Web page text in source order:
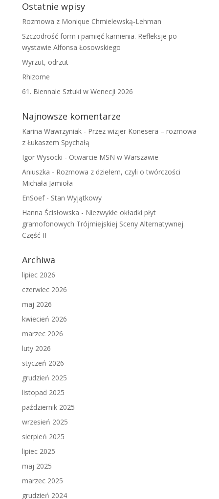
Ostatnie wpisy
Rozmowa z Monique Chmielewską-Lehman
Szczodrość form i pamięć kamienia. Refleksje po
wystawie Alfonsa Łosowskiego
Wyrzut, odrzut
Rhizome
61. Biennale Sztuki w Wenecji 2026
Najnowsze komentarze
Karina Wawrzyniak- Przez wizjer Konesera – rozmowa
z Łukaszem Spychałą
Igor Wysocki - Otwarcie MSN w Warszawie
Aniuszka - Rozmowa z dziełem, czyli o twórczości
Michała Jamioła
EnSoef- Stan Wyjątkowy
Hanna Ścisłowska - Niezwykłe okładki płyt
gramofonowych Trójmiejskiej Sceny Alternatywnej.
Część II
Archiwa
lipiec 2026
czerwiec 2026
maj 2026
kwiecień 2026
marzec 2026
luty 2026
styczeń 2026
grudzień 2025
listopad 2025
październik 2025
wrzesień 2025
sierpień 2025
lipiec 2025
maj 2025
marzec 2025
grudzień 2024